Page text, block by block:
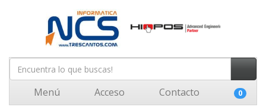
Menú Acceso Contacto 0